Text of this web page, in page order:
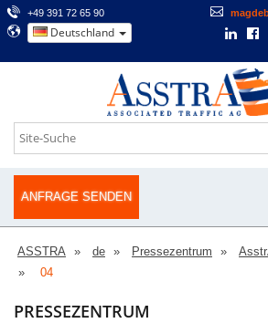
+49 391 72 65 90
Deutschland
ANFRAGE SENDEN
ASSTRA de Pressezentrum
04
PRESSEZENTRUM